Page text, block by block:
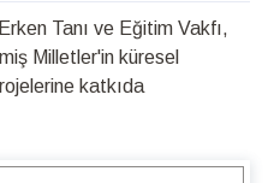
Tanı ve Eğitim Vakfı,
Milletler'in küresel
katkıda